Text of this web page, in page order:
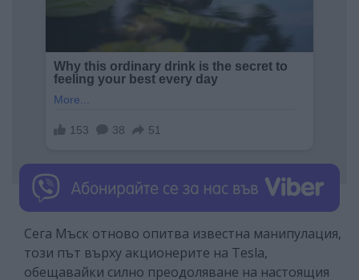
Сега Мъск отново опитва известна манипулация,
този път върху акционерите на Tesla,
обещавайки силно преодоляване на настоящия